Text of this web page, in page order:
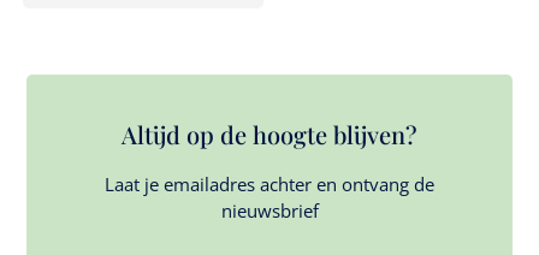
Altijd op de hoogte blijven?
Laat je emailadres achter en ontvang de
nieuwsbrief